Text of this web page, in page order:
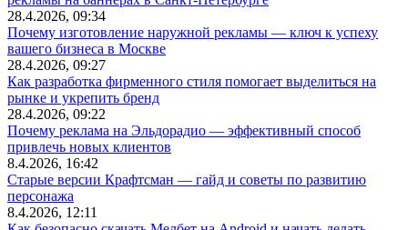
28.4.2026, 09:34
Почему изготовление наружной рекламы — ключ к успеху
вашего бизнеса в Москве
28.4.2026, 09:27
Как разработка фирменного стиля помогает выделиться на
рынке и укрепить бренд
28.4.2026, 09:22
Почему реклама на Эльдорадио — эффективный способ
привлечь новых клиентов
8.4.2026, 16:42
Старые версии Крафтсман — гайд и советы по развитию
персонажа
8.4.2026, 12:11